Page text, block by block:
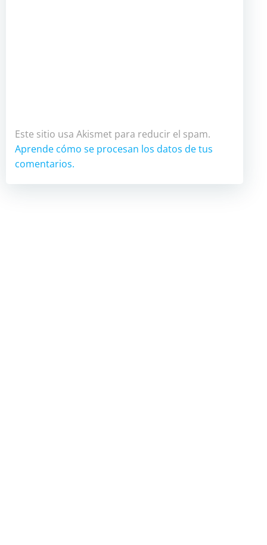
Este sitio usa Akismet para reducir el spam.
Aprende cómo se procesan los datos de tus
comentarios.